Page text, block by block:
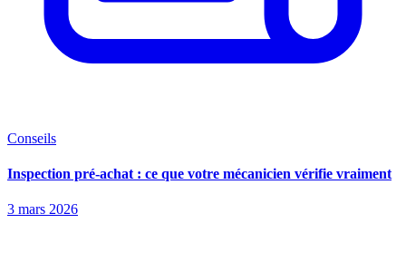
Conseils
Inspection pré-achat : ce que votre mécanicien vérifie vraiment
3 mars 2026